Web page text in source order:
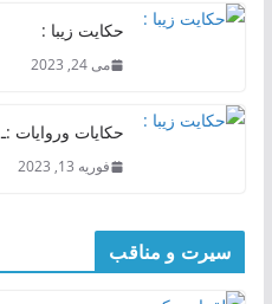
حکایت زیبا :
می 24, 2023
حکایات وروایات :ـ
فوریه 13, 2023
سیرت و مناقب